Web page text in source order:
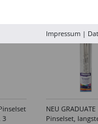
3
NEU GRADUATE
Pinselset,
Impressum|